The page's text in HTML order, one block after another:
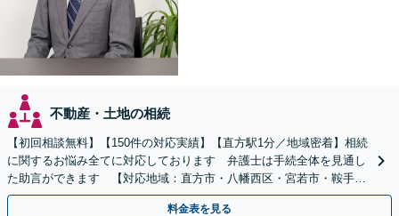
不動産・土地の相続
【初回相談無料】【150件の対応実績】【直方駅1分／地域密着】相続
に関するお悩み全てに対応しております 弁護士は手続全体を見通し
た助言ができます 【対応地域：直方市・八幡西区・宮若市・鞍手
町・小竹町・福智町・中間市】
料金表を見る